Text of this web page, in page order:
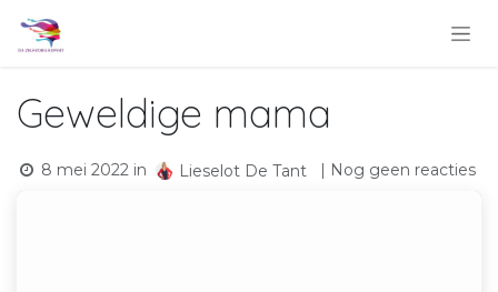
Geweldige mama
8 mei 2022 in Lieselot De Tant | Nog geen reacties